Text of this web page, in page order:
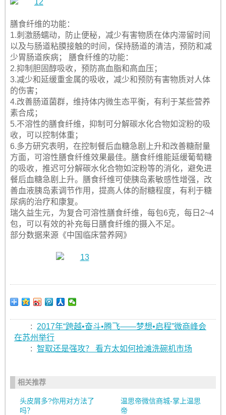
膳食纤维的功能：
1.刺激肠蠕动，防止便秘，减少有害物质在体内滞留时间
以及与肠道粘膜接触的时间，保持肠道的清洁，预防和减
少胃肠道疾病； 膳食纤维的功能：
2.抑制胆固醇吸收，预防高血脂和高血压；
3.减少和延缓重金属的吸收，减少和预防有害物质对人体
的伤害；
4.改善肠道菌群，维持体内微生态平衡，有利于某些营养
素合成；
5.不溶性的膳食纤维，抑制可分解碳水化合物如淀粉的吸
收，可以控制体重；
6.多方研究表明，在控制餐后血糖急剧上升和改善糖耐量
方面，可溶性膳食纤维效果最佳。膳食纤维能延缓葡萄糖
的吸收，推迟可分解碳水化合物如淀粉等的消化，避免进
餐后血糖急剧上升。膳食纤维可使胰岛素敏感性增强，改
善血液胰岛素调节作用，提高人体的耐糖程度，有利于糖
尿病的治疗和康复。
瑞久益生元，为复合可溶性膳食纤维，每包6克，每日2~4
包，可以有效的补充每日膳食纤维的摄入不足。
部分数据来源《中国临床营养网》
:
2017年“跨越•奋斗•腾飞——梦想•启程”微商峰会
在苏州举行
: 智取还是强攻？ 看方太如何抢滩洗碗机市场
相关推荐
头皮屑多?你用对方法了
吗？
温思帝微信商城-掌上温思
帝